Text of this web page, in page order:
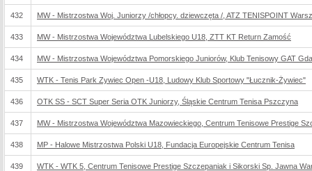
432 MW - Mistrzostwa Woj. Juniorzy /chłopcy. dziewczęta /, ATZ TENISPOINT
433 MW - Mistrzostwa Województwa Lubelskiego U18, ZTT KT Return Zamość
434 MW - Mistrzostwa Województwa Pomorskiego Juniorów, Klub Tenisowy GAT
435 WTK - Tenis Park Zywiec Open -U18, Ludowy Klub Sportowy "Łucznik-Żywiec"
436 OTK SS - SCT Super Seria OTK Juniorzy, Śląskie Centrum Tenisa Pszczyna
437 MW - Mistrzostwa Województwa Mazowieckiego, Centrum Tenisowe Prestige
438 MP - Halowe Mistrzostwa Polski U18, Fundacja Europejskie Centrum Tenisa
439 WTK - WTK 5, Centrum Tenisowe Prestige Szczepaniak i Sikorski Sp. Jawna